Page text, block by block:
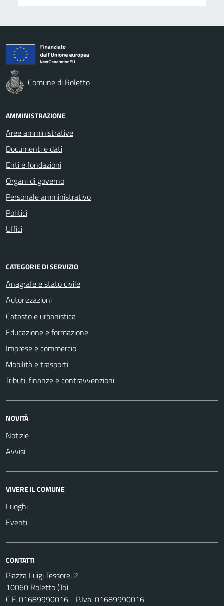
Comune di Roletto
AMMINISTRAZIONE
Aree amministrative
Documenti e dati
Enti e fondazioni
Organi di governo
Personale amministrativo
Politici
Uffici
CATEGORIE DI SERVIZIO
Anagrafe e stato civile
Autorizzazioni
Catasto e urbanistica
Educazione e formazione
Imprese e commercio
Mobilità e trasporti
Tributi, finanze e contravvenzioni
NOVITÀ
Notizie
Avvisi
VIVERE IL COMUNE
Luoghi
Eventi
CONTATTI
Piazza Luigi Tessore, 2
10060 Roletto (To)
C.F. 01689990016 - P.Iva: 01689990016